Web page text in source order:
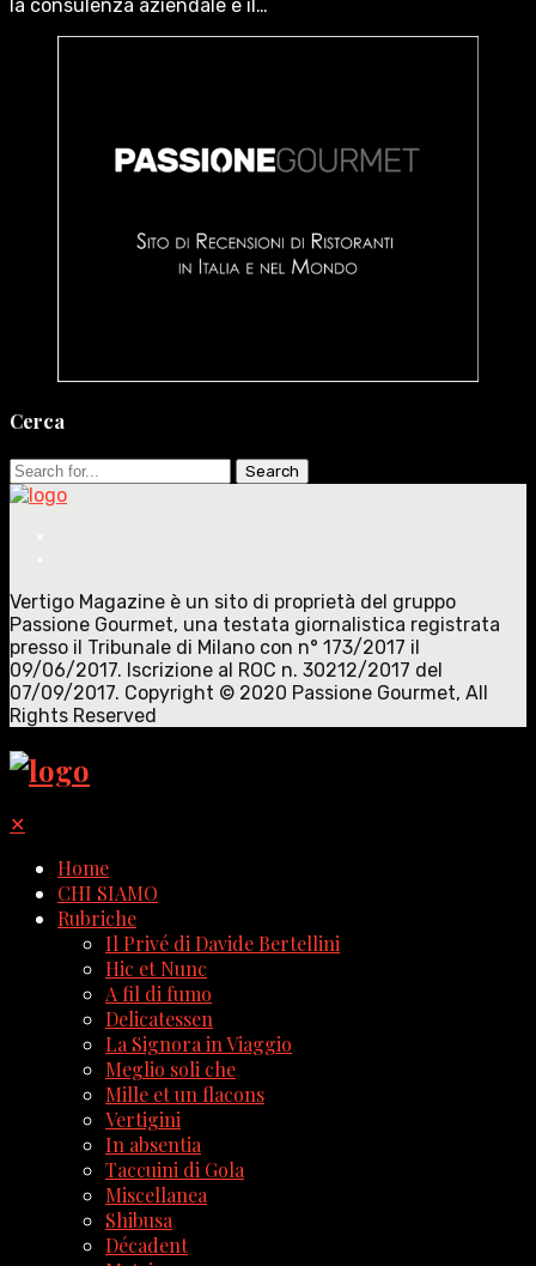
la consulenza aziendale e il…
Cerca
Search
for:
Vertigo Magazine è un sito di proprietà del gruppo
Passione Gourmet, una testata giornalistica registrata
presso il Tribunale di Milano con n° 173/2017 il
09/06/2017. Iscrizione al ROC n. 30212/2017 del
07/09/2017. Copyright © 2020 Passione Gourmet, All
Rights Reserved
✕
Home
CHI SIAMO
Rubriche
Il Privé di Davide Bertellini
Hic et Nunc
A fil di fumo
Delicatessen
La Signora in Viaggio
Meglio soli che
Mille et un flacons
Vertigini
In absentia
Taccuini di Gola
Miscellanea
Shibusa
Décadent